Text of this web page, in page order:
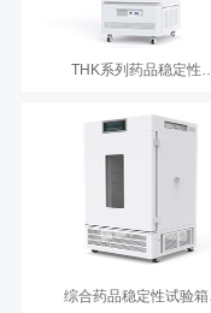
THK系列药品稳定性
综合药品稳定性试验